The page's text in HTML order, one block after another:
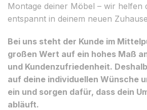
Montage deiner Möbel – wir helfen
entspannt in deinem neuen
Bei uns steht der Kunde im
großen Wert auf ein hohes Maß
und Kundenzufriedenheit.
auf deine individuellen Wünsche
ein und sorgen dafür, dass dein
abläuft.